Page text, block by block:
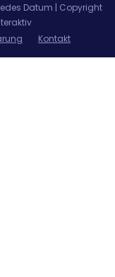
Datum | Copyright
Kontakt